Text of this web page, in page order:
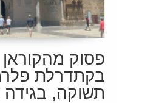
פסוק מהקוראן
בקתדרלת
תשוקה, בגידה